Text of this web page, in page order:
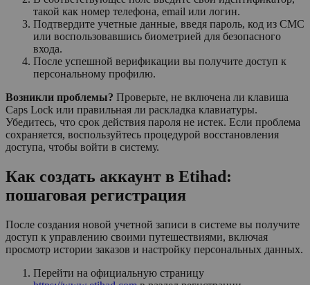
такой как номер телефона, email или логин.
Подтвердите учетные данные, введя пароль, код из СМС
или воспользовавшись биометрией для безопасного
входа.
После успешной верификации вы получите доступ к
персональному профилю.
Возникли проблемы? Проверьте, не включена ли клавиша
Caps Lock или правильная ли раскладка клавиатуры.
Убедитесь, что срок действия пароля не истек. Если проблема
сохраняется, воспользуйтесь процедурой восстановления
доступа, чтобы войти в систему.
Как создать аккаунт в Etihad:
пошаговая регистрация
После создания новой учетной записи в системе вы получите
доступ к управлению своими путешествиями, включая
просмотр истории заказов и настройку персональных данных.
Перейти на официальную страницу